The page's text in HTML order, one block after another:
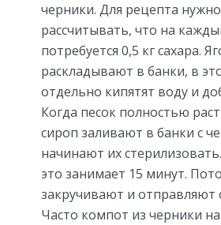
черники. Для рецепта нужно
рассчитывать, что на
потребуется 0,5 кг сахара.
раскладывают в банки, в
отдельно кипятят воду и
Когда песок полностью
сироп заливают в банки с
начинают их
это занимает 15 минут.
закручивают и отправляют
Часто компот из черники